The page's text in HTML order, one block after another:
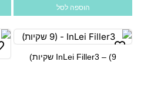
הוספה לסל
InLei Filler3 – (9 שקיות)